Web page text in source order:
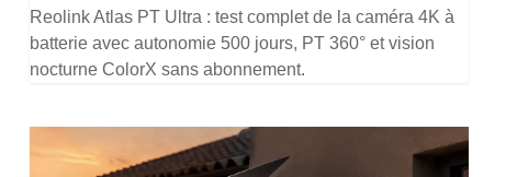
Reolink Atlas PT Ultra : test complet de la caméra 4K à
batterie avec autonomie 500 jours, PT 360° et vision
nocturne ColorX sans abonnement.